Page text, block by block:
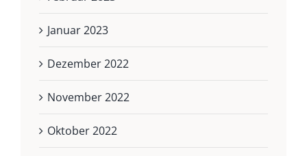
Januar 2023
Dezember 2022
November 2022
Oktober 2022